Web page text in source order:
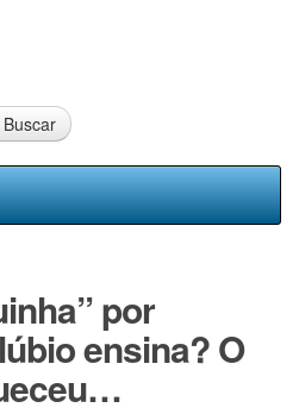
Buscar
por
ensina? O